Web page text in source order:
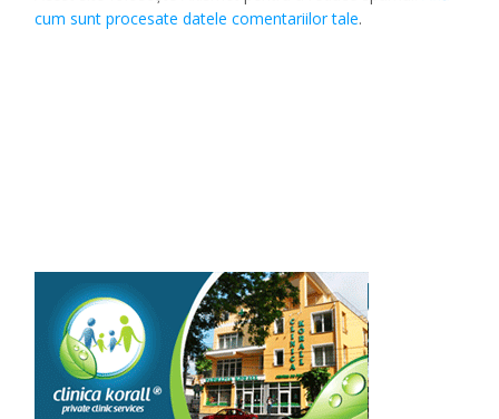
cum sunt procesate datele comentariilor tale.